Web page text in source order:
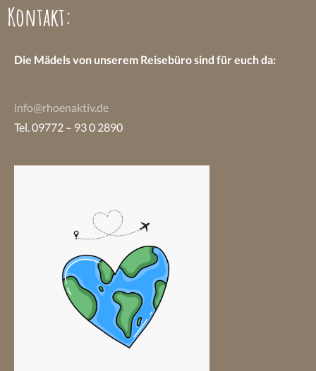
Kontakt:
Die Mädels von unserem Reisebüro sind für euch da:
info@rhoenaktiv.de
Tel. 09772 – 93 0 2890